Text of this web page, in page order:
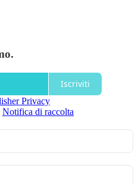
Iscriviti
Privacy
Notifica di raccolta